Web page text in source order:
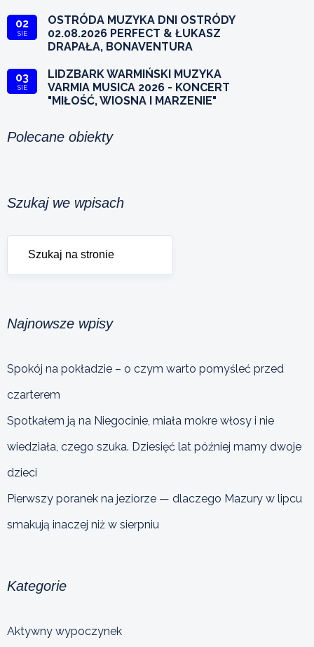
02
SIE
OSTRÓDA MUZYKA DNI OSTRÓDY
02.08.2026 PERFECT & ŁUKASZ
DRAPAŁA, BONAVENTURA
03
SIE
LIDZBARK WARMIŃSKI MUZYKA
VARMIA MUSICA 2026 - KONCERT
"MIŁOŚĆ, WIOSNA I MARZENIE"
Polecane obiekty
Szukaj we wpisach
Najnowsze wpisy
Spokój na pokładzie – o czym warto pomyśleć przed
czarterem
Spotkałem ją na Niegocinie, miała mokre włosy i nie
wiedziała, czego szuka. Dziesięć lat później mamy dwoje
dzieci
Pierwszy poranek na jeziorze — dlaczego Mazury w lipcu
smakują inaczej niż w sierpniu
Kategorie
Aktywny wypoczynek